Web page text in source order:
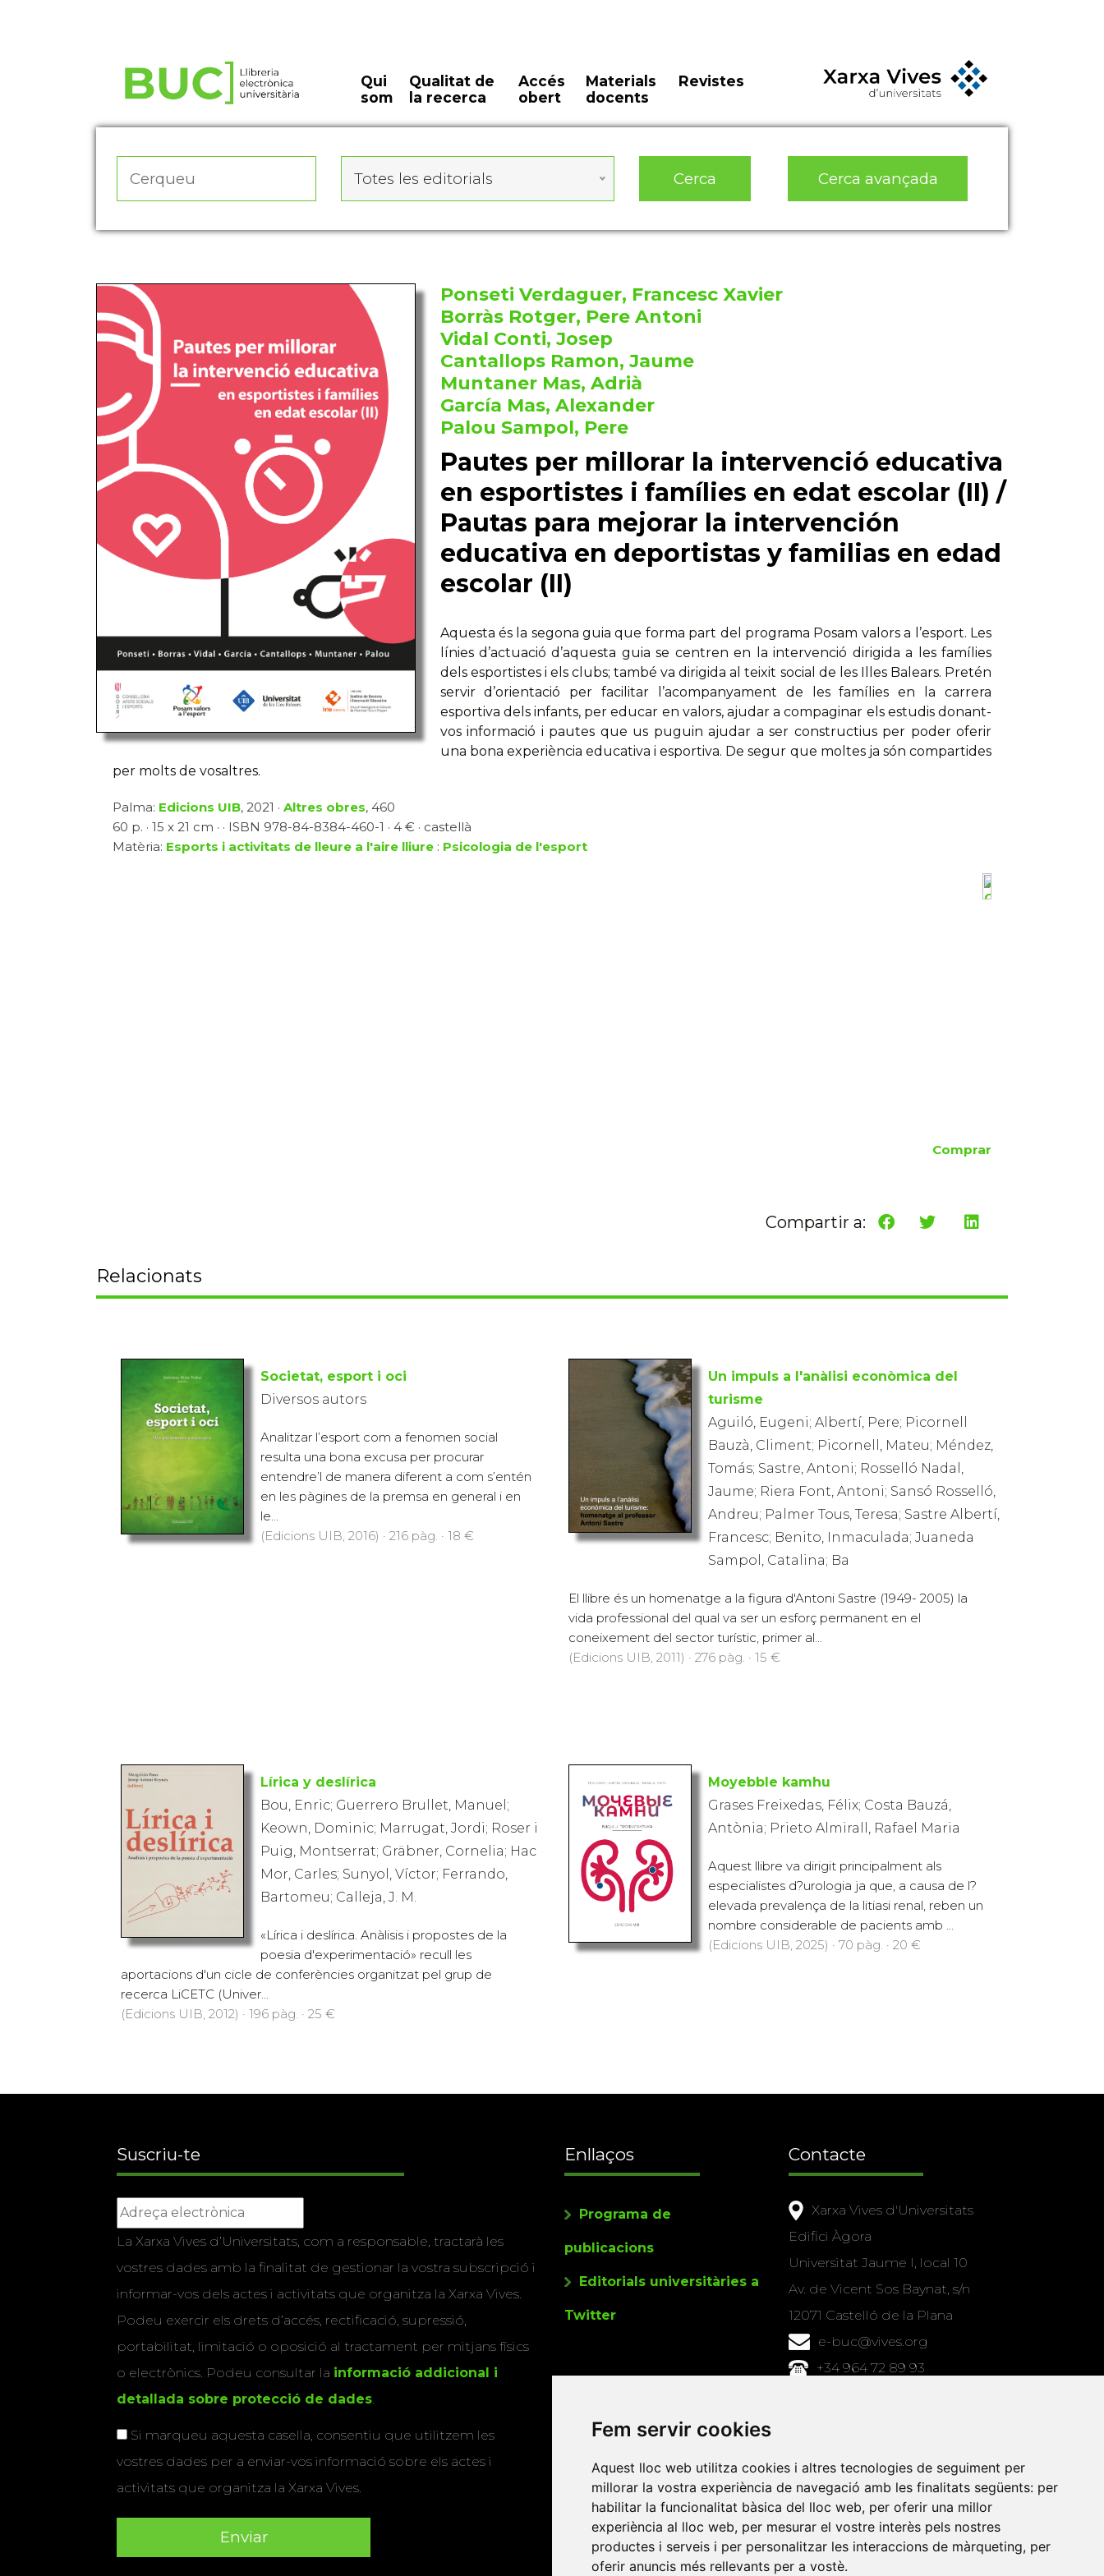
Fem servir cookies
Aquest lloc web utilitza cookies i altres tecnologies de seguiment per
millorar la vostra experiència de navegació amb les finalitats següents: per
habilitar la funcionalitat bàsica del lloc web, per oferir una millor
experiència al lloc web, per mesurar el vostre interès pels nostres
productes i serveis i per personalitzar les interaccions de màrqueting, per
oferir anuncis més rellevants per a vostè.
Qui
som
Qualitat de
la recerca
Accés
obert
Materials
docents
Revistes
Totes les editorials Cerca Cerca avançada
Ponseti Verdaguer, Francesc Xavier
Borràs Rotger, Pere Antoni
Vidal Conti, Josep
Cantallops Ramon, Jaume
Muntaner Mas, Adrià
García Mas, Alexander
Palou Sampol, Pere
Pautes per millorar la intervenció educativa
en esportistes i famílies en edat escolar (II) /
Pautas para mejorar la intervención
educativa en deportistas y familias en edad
escolar (II)
Aquesta és la segona guia que forma part del programa Posam valors a l’esport. Les
línies d’actuació d’aquesta guia se centren en la intervenció dirigida a les famílies
dels esportistes i els clubs; també va dirigida al teixit social de les Illes Balears. Pretén
servir d’orientació per facilitar l’acompanyament de les famílies en la carrera
esportiva dels infants, per educar en valors, ajudar a compaginar els estudis donant-
vos informació i pautes que us puguin ajudar a ser constructius per poder oferir
una bona experiència educativa i esportiva. De segur que moltes ja són compartides
per molts de vosaltres.
Palma: Edicions UIB, 2021 · Altres obres, 460
60 p. · 15 x 21 cm · · ISBN 978-84-8384-460-1 · 4 € · castellà
Matèria: Esports i activitats de lleure a l'aire lliure : Psicologia de l'esport
Comprar
Compartir a:
Relacionats
Societat, esport i oci
Diversos autors
Analitzar l’esport com a fenomen social
resulta una bona excusa per procurar
entendre’l de manera diferent a com s’entén
en les pàgines de la premsa en general i en
le...
(Edicions UIB, 2016) · 216 pàg. · 18 €
Un impuls a l'anàlisi econòmica del
turisme
Aguiló, Eugeni; Albertí, Pere; Picornell
Bauzà, Climent; Picornell, Mateu; Méndez,
Tomás; Sastre, Antoni; Rosselló Nadal,
Jaume; Riera Font, Antoni; Sansó Rosselló,
Andreu; Palmer Tous, Teresa; Sastre Albertí,
Francesc; Benito, Inmaculada; Juaneda
Sampol, Catalina; Ba
El llibre és un homenatge a la figura d'Antoni Sastre (1949- 2005) la
vida professional del qual va ser un esforç permanent en el
coneixement del sector turístic, primer al...
(Edicions UIB, 2011) · 276 pàg. · 15 €
Lírica y deslírica
Bou, Enric; Guerrero Brullet, Manuel;
Keown, Dominic; Marrugat, Jordi; Roser i
Puig, Montserrat; Gräbner, Cornelia; Hac
Mor, Carles; Sunyol, Víctor; Ferrando,
Bartomeu; Calleja, J. M.
«Lírica i deslírica. Anàlisis i propostes de la
poesia d'experimentació» recull les
aportacions d'un cicle de conferències organitzat pel grup de
recerca LiCETC (Univer...
(Edicions UIB, 2012) · 196 pàg. · 25 €
Moyebble kamhu
Grases Freixedas, Félix; Costa Bauzá,
Antònia; Prieto Almirall, Rafael Maria
Aquest llibre va dirigit principalment als
especialistes d?urologia ja que, a causa de l?
elevada prevalença de la litiasi renal, reben un
nombre considerable de pacients amb ...
(Edicions UIB, 2025) · 70 pàg. · 20 €
Suscriu-te
La Xarxa Vives d’Universitats, com a responsable, tractarà les
vostres dades amb la finalitat de gestionar la vostra subscripció i
informar-vos dels actes i activitats que organitza la Xarxa Vives.
Podeu exercir els drets d’accés, rectificació, supressió,
portabilitat, limitació o oposició al tractament per mitjans físics
o electrònics. Podeu consultar la informació addicional i
detallada sobre protecció de dades
Si marqueu aquesta casella, consentiu que utilitzem les
vostres dades per a enviar-vos informació sobre els actes i
activitats que organitza la Xarxa Vives.
Enllaços
Programa de
publicacions
Editorials universitàries a
Twitter
Contacte
Xarxa Vives d'Universitats
Edifici Àgora
Universitat Jaume I, local 10
Av. de Vicent Sos Baynat, s/n
12071 Castelló de la Plana
e-buc@vives.org
+34 964 72 89 93